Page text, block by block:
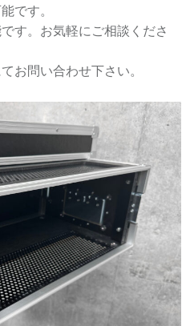
です。
す。お気軽にご相談くださ
お問い合わせ下さい。